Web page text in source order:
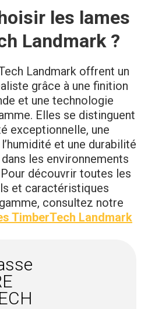
les lames
Landmark ?
Landmark offrent un
grâce à une finition
et une technologie
Elles se distinguent
exceptionnelle, une
et une durabilité
les environnements
découvrir toutes les
et caractéristiques
consultez notre
TimberTech Landmark